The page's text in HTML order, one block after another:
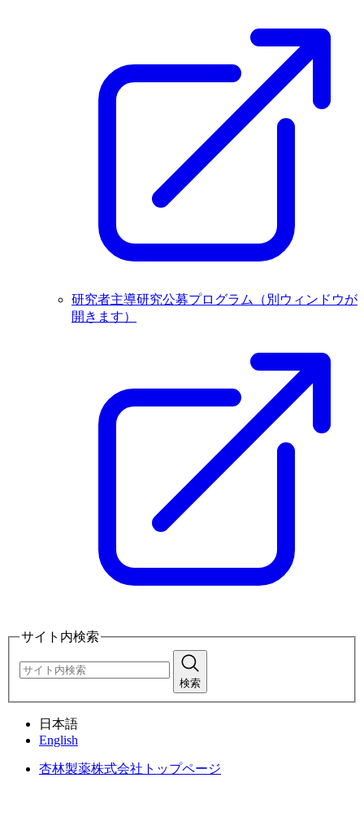
研究者主導研究公募プログラム
（別ウィンドウが
開きます）
サイト内検索
検索
日本語
English
杏林製薬株式会社トップページ